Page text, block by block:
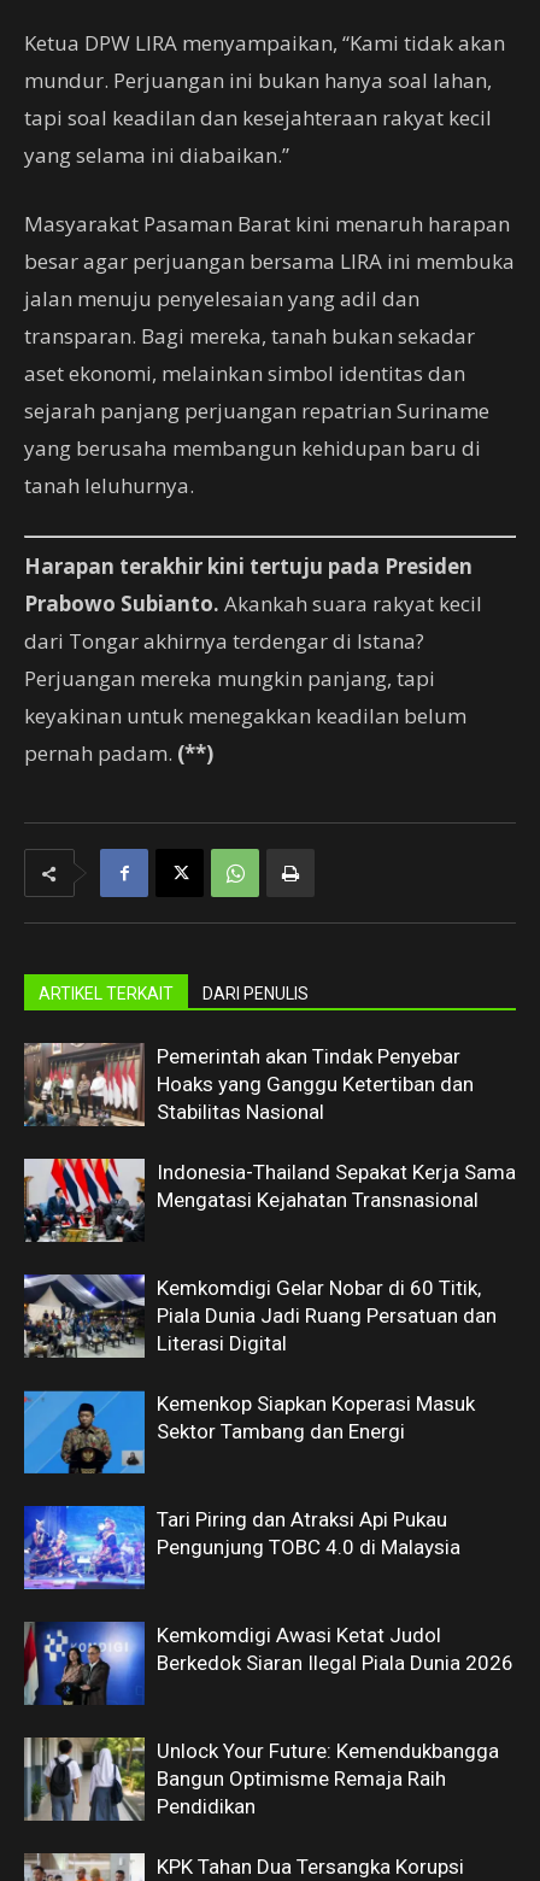
Ketua DPW LIRA menyampaikan, “Kami tidak akan
mundur. Perjuangan ini bukan hanya soal lahan,
tapi soal keadilan dan kesejahteraan rakyat kecil
yang selama ini diabaikan.”
Masyarakat Pasaman Barat kini menaruh harapan
besar agar perjuangan bersama LIRA ini membuka
jalan menuju penyelesaian yang adil dan
transparan. Bagi mereka, tanah bukan sekadar
aset ekonomi, melainkan simbol identitas dan
sejarah panjang perjuangan repatrian Suriname
yang berusaha membangun kehidupan baru di
tanah leluhurnya.
Harapan terakhir kini tertuju pada Presiden
Prabowo Subianto. Akankah suara rakyat kecil
dari Tongar akhirnya terdengar di Istana?
Perjuangan mereka mungkin panjang, tapi
keyakinan untuk menegakkan keadilan belum
pernah padam. (**)
ARTIKEL TERKAIT DARI PENULIS
Pemerintah akan Tindak Penyebar
Hoaks yang Ganggu Ketertiban dan
Stabilitas Nasional
Indonesia-Thailand Sepakat Kerja Sama
Mengatasi Kejahatan Transnasional
Kemkomdigi Gelar Nobar di 60 Titik,
Piala Dunia Jadi Ruang Persatuan dan
Literasi Digital
Kemenkop Siapkan Koperasi Masuk
Sektor Tambang dan Energi
Tari Piring dan Atraksi Api Pukau
Pengunjung TOBC 4.0 di Malaysia
Kemkomdigi Awasi Ketat Judol
Berkedok Siaran Ilegal Piala Dunia 2026
Unlock Your Future: Kemendukbangga
Bangun Optimisme Remaja Raih
Pendidikan
KPK Tahan Dua Tersangka Korupsi